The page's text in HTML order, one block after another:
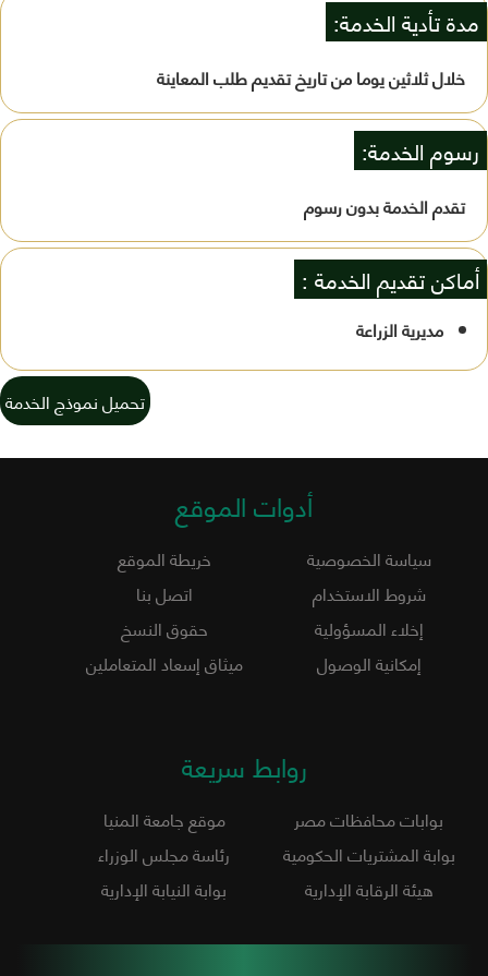
مدة تأدية الخدمة:
خلال ثلاثين يوما من تاريخ تقديم طلب المعاينة
رسوم الخدمة:
تقدم الخدمة بدون رسوم
أماكن تقديم الخدمة :
مديرية الزراعة
تحميل نموذج الخدمة
أدوات الموقع
سياسة الخصوصية
خريطة الموقع
شروط الاستخدام
اتصل بنا
إخلاء المسؤولية
حقوق النسخ
إمكانية الوصول
ميثاق إسعاد المتعاملين
روابط سريعة
بوابات محافظات مصر
موقع جامعة المنيا
بوابة المشتريات الحكومية
رئاسة مجلس الوزراء
هيئة الرقابة الإدارية
بوابة النيابة الإدارية